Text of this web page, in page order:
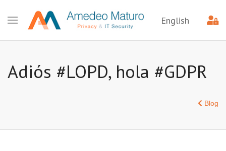
English
Adiós #LOPD, hola #GDPR
Blog